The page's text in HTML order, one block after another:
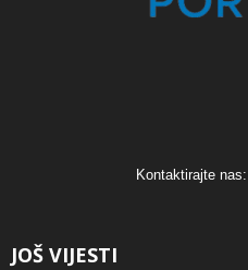
Kontaktirajte nas:
JOŠ VIJESTI